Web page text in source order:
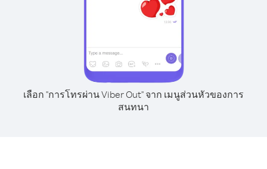
เลือก "การโทรผ่าน Viber Out" จาก เมนูส่วนหัวของการ
สนทนา